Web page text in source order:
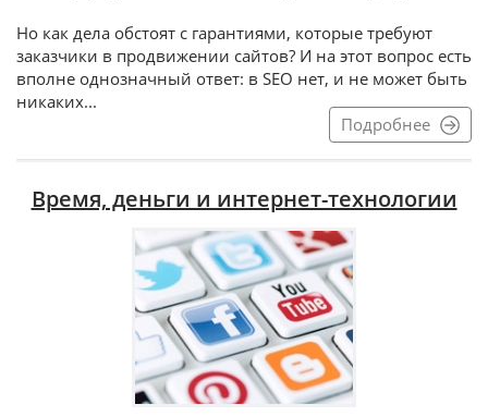
Но как дела обстоят с гарантиями, которые требуют
заказчики в продвижении сайтов? И на этот вопрос есть
вполне однозначный ответ: в SEO нет, и не может быть
никаких...
Подробнее
Время, деньги и интернет-технологии